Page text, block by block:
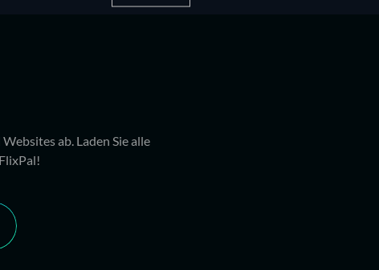
ab. Laden Sie alle